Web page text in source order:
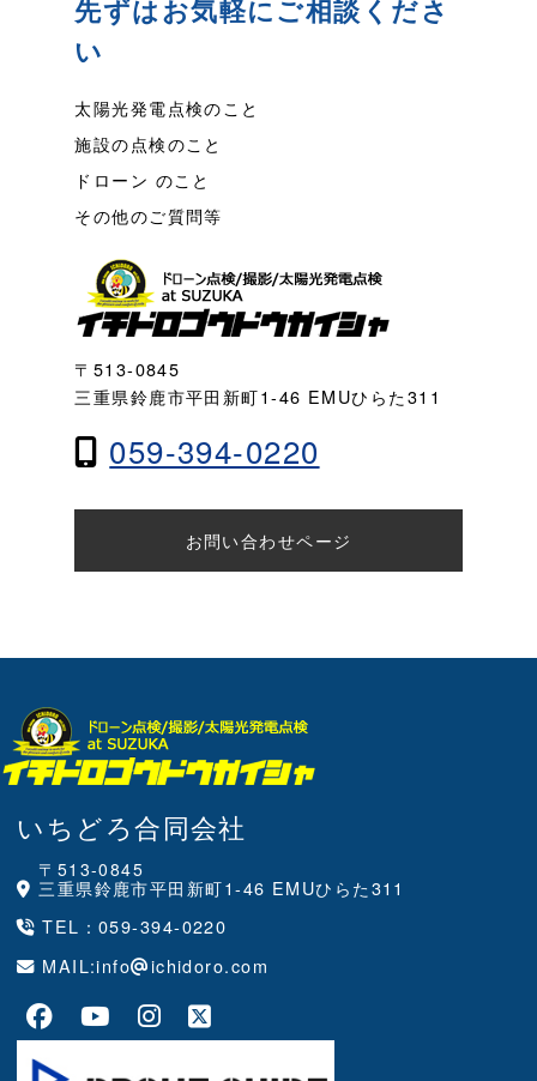
先ずはお気軽にご相談くださ
い
太陽光発電点検のこと
施設の点検のこと
ドローン のこと
その他のご質問等
〒513-0845
三重県鈴鹿市平田新町1-46 EMUひらた311
059-394-0220
お問い合わせページ
いちどろ合同会社
〒513-0845
三重県鈴鹿市平田新町1-46 EMUひらた311
TEL：059-394-0220
MAIL:info
ichidoro.com